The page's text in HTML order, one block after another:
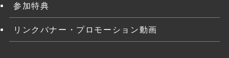
参加特典
リンクバナー・プロモーション動画